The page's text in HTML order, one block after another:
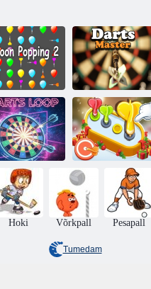
Õhupalli
hüppamine 2
Noolemängija
meister
Noolemäng
Noolemängu
moos
Hoki Võrkpall Pesapall
Tumedam